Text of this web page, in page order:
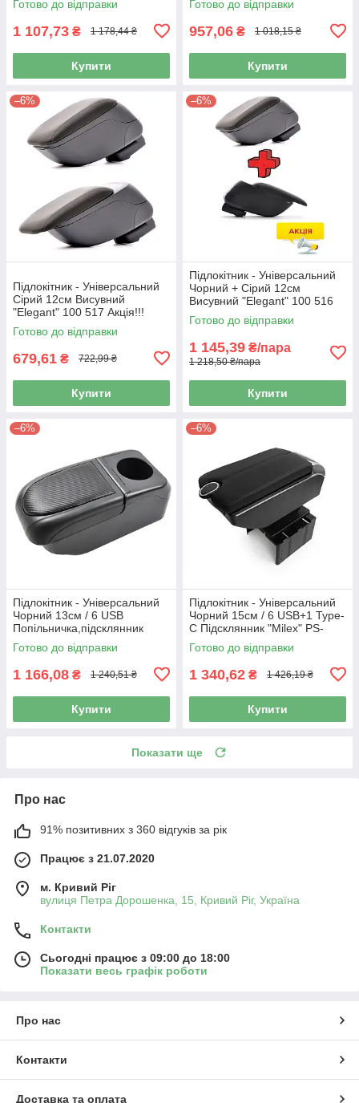
Готово до відправки
1 107,73 ₴ 1 178,44 ₴
Купити
Готово до відправки
957,06 ₴ 1 018,15 ₴
Купити
–6%
Підлокітник - Універсальний
Сірий 12см Висувний
"Elegant" 100 517 Акція!!!
Готово до відправки
679,61 ₴ 722,99 ₴
Купити
–6%
Підлокітник - Універсальний
Чорний + Сірий 12см
Висувний "Elegant" 100 516
+100 517 Акція!!!
Готово до відправки
1 145,39 ₴/пара
1 218,50 ₴/пара
Купити
–6%
Підлокітник - Універсальний
Чорний 13см / 6 USB
Попільничка,підсклянник
Готово до відправки
1 166,08 ₴ 1 240,51 ₴
Купити
–6%
Підлокітник - Універсальний
Чорний 15см / 6 USB+1 Type-
C Підсклянник "Milex" PS-
U10007
Готово до відправки
1 340,62 ₴ 1 426,19 ₴
Купити
Показати ще
Про нас
91% позитивних з 360 відгуків за рік
Працює з 21.07.2020
м. Кривий Ріг
вулиця Петра Дорошенка, 15, Кривий Ріг, Україна
Контакти
Сьогодні працює з 09:00 до 18:00
Показати весь графік роботи
Про нас
Контакти
Доставка та оплата